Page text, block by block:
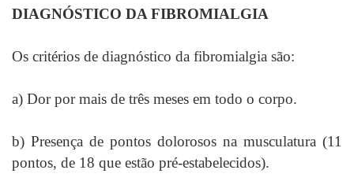
DIAGNÓSTICO DA FIBROMIALGIA
Os critérios de diagnóstico da fibromialgia são:
a) Dor por mais de três meses em todo o corpo.
b) Presença de pontos dolorosos na musculatura (11
pontos, de 18 que estão pré-estabelecidos).